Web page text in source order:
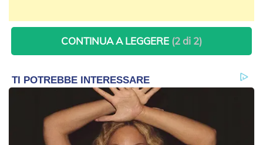
CONTINUA A LEGGERE (2 di 2)